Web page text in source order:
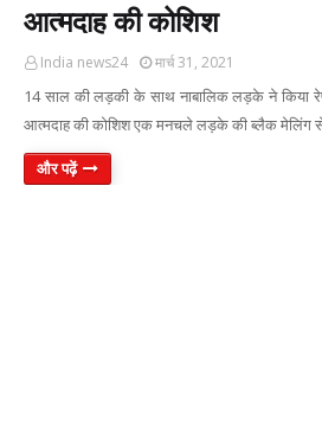
आत्मदाह की कोशिश
India news24 मार्च 31, 2021
14 साल की लड़की के साथ नाबालिक लड़के ने
आत्मदाह की कोशिश एक मनचले लड़के की ब्लैक
और पढ़ें